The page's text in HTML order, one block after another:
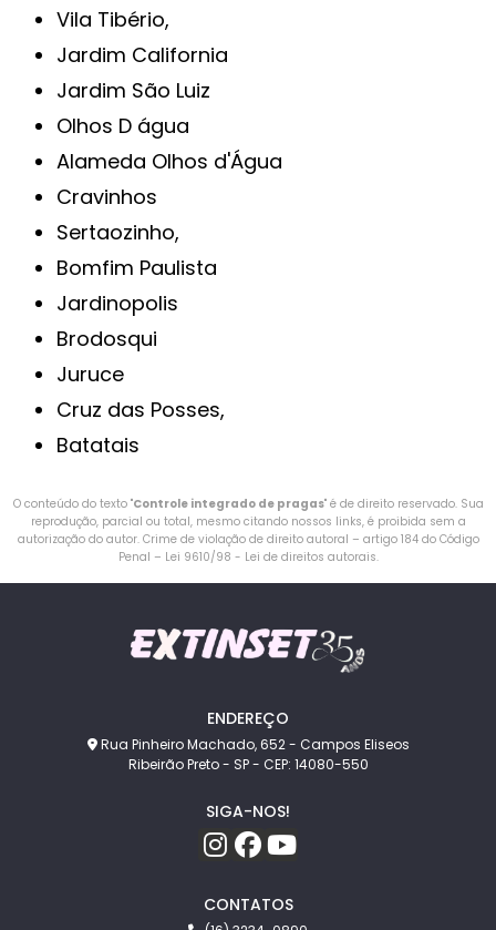
Vila Tibério,
Jardim California
Jardim São Luiz
Olhos D água
Alameda Olhos d'Água
Cravinhos
Sertaozinho,
Bomfim Paulista
Jardinopolis
Brodosqui
Juruce
Cruz das Posses,
Batatais
O conteúdo do texto "Controle integrado de pragas" é de direito reservado. Sua
reprodução, parcial ou total, mesmo citando nossos links, é proibida sem a
autorização do autor. Crime de violação de direito autoral – artigo 184 do Código
Penal – Lei 9610/98 - Lei de direitos autorais.
ENDEREÇO
Rua Pinheiro Machado, 652 - Campos Eliseos
Ribeirão Preto - SP - CEP: 14080-550
SIGA-NOS!
CONTATOS